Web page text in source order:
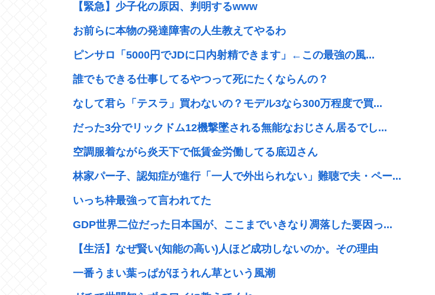
【緊急】少子化の原因、判明するwww
お前らに本物の発達障害の人生教えてやるわ
ピンサロ「5000円でJDに口内射精できます」←この最強の風...
誰でもできる仕事してるやつって死にたくならんの？
なして君ら「テスラ」買わないの？モデル3なら300万程度で買...
だった3分でリックドム12機撃墜される無能なおじさん居るでし...
空調服着ながら炎天下で低賃金労働してる底辺さん
林家パー子、認知症が進行「一人で外出られない」難聴で夫・ペー...
いっち枠最強って言われてた
GDP世界二位だった日本国が、ここまでいきなり凋落した要因っ...
【生活】なぜ賢い(知能の高い)人ほど成功しないのか。その理由
一番うまい葉っぱがほうれん草という風潮